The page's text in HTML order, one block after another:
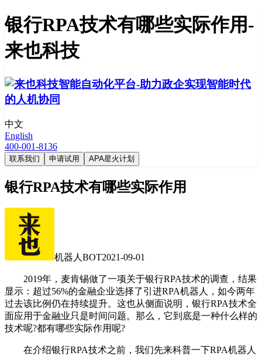
银行RPA技术有哪些实际作用-
来也科技
中文
English
400-001-8136
联系我们 申请试用 APA星火计划
银行RPA技术有哪些实际作用
机器人BOT2021-09-01
2019年，麦肯锡做了一项关于银行RPA技术的调查，结果
显示：超过56%的金融企业选择了引进RPA机器人，如今两年
过去该比例仍在持续提升。这也从侧面说明，银行RPA技术全
面应用于金融业只是时间问题。那么，它到底是一种什么样的
技术呢?都有哪些实际作用呢?
在介绍银行RPA技术之前，我们先来科普一下RPA机器人